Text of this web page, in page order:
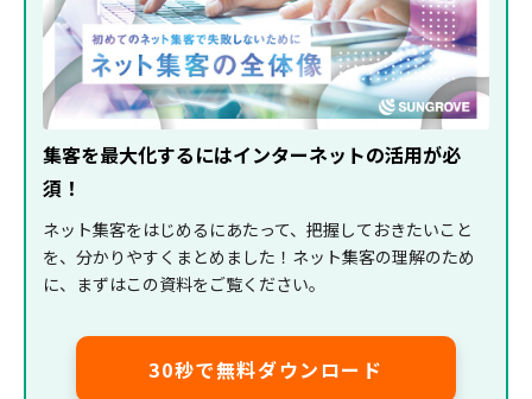
集客を最大化するにはインターネットの活用が必
須！
ネット集客をはじめるにあたって、把握しておきたいこと
を、分かりやすくまとめました！ネット集客の理解のため
に、まずはこの資料をご覧ください。
30秒で無料ダウンロード